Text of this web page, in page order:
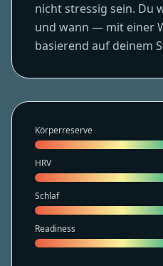
nicht stressig sein. Du
und wann — mit einer
basierend auf deinem
Körperreserve
HRV
Schlaf
Readiness